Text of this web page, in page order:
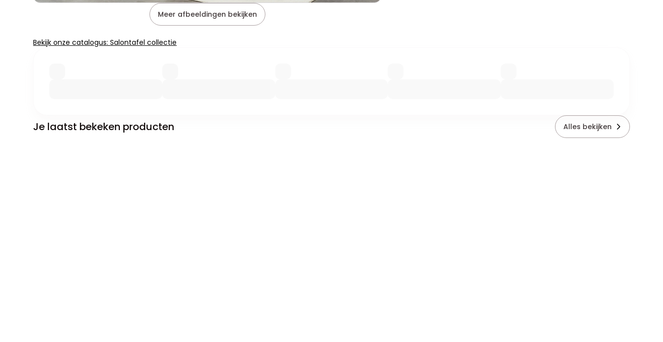
Meer afbeeldingen bekijken
Bekijk onze catalogus: Salontafel collectie
Je laatst bekeken producten Alles bekijken